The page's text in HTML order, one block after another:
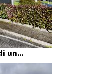
un...